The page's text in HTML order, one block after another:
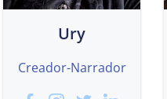
Ury
Creador-Narrador